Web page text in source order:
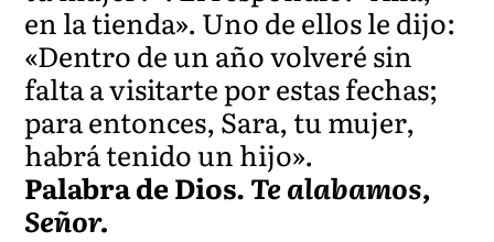
en la tienda». Uno de ellos le dijo:
«Dentro de un año volveré sin
falta a visitarte por estas fechas;
para entonces, Sara, tu mujer,
habrá tenido un hijo».
Palabra de Dios.Te alabamos,
Señor.